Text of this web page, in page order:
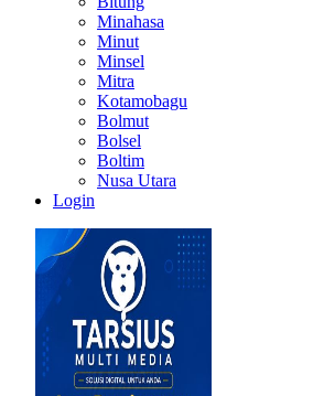
Minahasa
Minut
Minsel
Mitra
Kotamobagu
Bolmut
Bolsel
Boltim
Nusa Utara
Login